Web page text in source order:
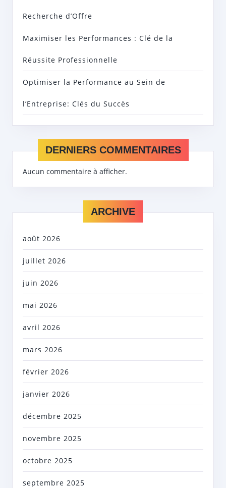
Recherche d’Offre
Maximiser les Performances : Clé de la
Réussite Professionnelle
Optimiser la Performance au Sein de
l’Entreprise: Clés du Succès
DERNIERS COMMENTAIRES
Aucun commentaire à afficher.
ARCHIVE
août 2026
juillet 2026
juin 2026
mai 2026
avril 2026
mars 2026
février 2026
janvier 2026
décembre 2025
novembre 2025
octobre 2025
septembre 2025